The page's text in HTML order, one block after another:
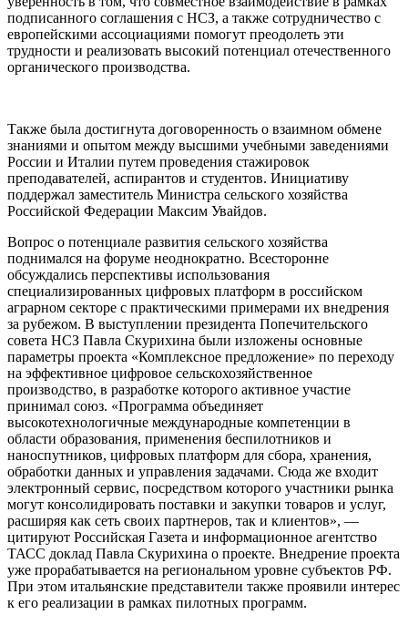
подписанного соглашения с НСЗ, а также сотрудничество с
европейскими ассоциациями помогут преодолеть эти
трудности и реализовать высокий потенциал отечественного
органического производства.
Также была достигнута договоренность о взаимном обмене
знаниями и опытом между высшими учебными заведениями
России и Италии путем проведения стажировок
преподавателей, аспирантов и студентов. Инициативу
поддержал заместитель Министра сельского хозяйства
Российской Федерации Максим Увайдов.
Вопрос о потенциале развития сельского хозяйства
поднимался на форуме неоднократно. Всесторонне
обсуждались перспективы использования
специализированных цифровых платформ в российском
аграрном секторе с практическими примерами их внедрения
за рубежом. В выступлении президента Попечительского
совета НСЗ Павла Скурихина были изложены основные
параметры проекта «Комплексное предложение» по переходу
на эффективное цифровое сельскохозяйственное
производство, в разработке которого активное участие
принимал союз. «Программа объединяет
высокотехнологичные международные компетенции в
области образования, применения беспилотников и
наноспутников, цифровых платформ для сбора, хранения,
обработки данных и управления задачами. Сюда же входит
электронный сервис, посредством которого участники рынка
могут консолидировать поставки и закупки товаров и услуг,
расширяя как сеть своих партнеров, так и клиентов», —
цитируют Российская Газета и информационное агентство
ТАСС доклад Павла Скурихина о проекте. Внедрение проекта
уже прорабатывается на региональном уровне субъектов РФ.
При этом итальянские представители также проявили интерес
к его реализации в рамках пилотных программ.